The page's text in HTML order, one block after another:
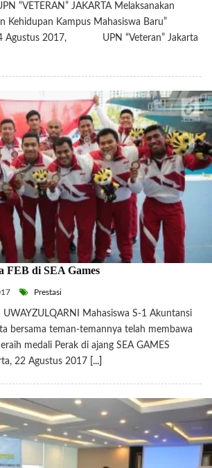
“VETERAN” JAKARTA Melaksanakan
Kehidupan Kampus Mahasiswa Baru”
Agustus 2017, UPN “Veteran” Jakarta
FEB di SEA Games
Prestasi
Mahasiswa S-1 Akuntansi
bersama teman-temannya telah membawa
medali Perak di ajang SEA GAMES
22 Agustus 2017
[...]